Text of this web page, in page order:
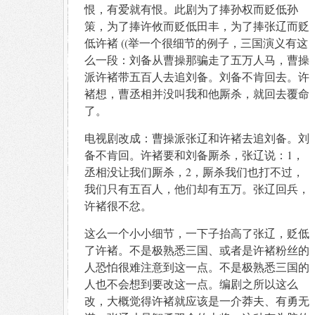
恨，有爱就有恨。此剧为了捧孙权而贬低孙
策，为了捧许攸而贬低田丰，为了捧张辽而贬
低许褚 ((举一个很细节的例子，三国演义有这
么一段：刘备从曹操那骗走了五万人马，曹操
派许褚带五百人去追刘备。刘备不肯回去。许
褚想，曹丞相并没叫我和他厮杀，就回去覆命
了。
电视剧改成：曹操派张辽和许褚去追刘备。刘
备不肯回。许褚要和刘备厮杀，张辽说：1，
丞相没让我们厮杀，2，厮杀我们也打不过，
我们只有五百人，他们却有五万。张辽回兵，
许褚很不忿。
这么一个小小细节，一下子抬高了张辽，贬低
了许褚。不是极熟悉三国、或者是许褚粉丝的
人恐怕很难注意到这一点。不是极熟悉三国的
人也不会想到要改这一点。编剧之所以这么
改，大概觉得许褚就应该是一介莽夫、有勇无